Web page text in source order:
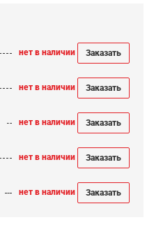
нет в наличии Заказать
нет в наличии Заказать
нет в наличии Заказать
нет в наличии Заказать
нет в наличии Заказать